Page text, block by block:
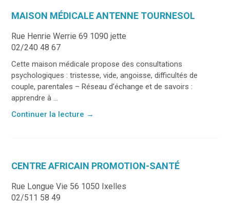
MAISON MÉDICALE ANTENNE TOURNESOL
Rue Henrie Werrie 69 1090 jette
02/240 48 67
Cette maison médicale propose des consultations
psychologiques : tristesse, vide, angoisse, difficultés de
couple, parentales – Réseau d’échange et de savoirs :
apprendre à ...
Continuer la lecture →
CENTRE AFRICAIN PROMOTION-SANTÉ
Rue Longue Vie 56 1050 Ixelles
02/511 58 49